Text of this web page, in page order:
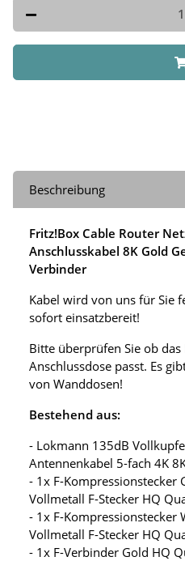
Beschreibung
Fritz!Box Cable Router
Anschlusskabel 8K Gold
Verbinder
Kabel wird von uns für Sie
sofort einsatzbereit!
Bitte überprüfen Sie ob das
Anschlussdose passt. Es
von Wanddosen!
Bestehend aus:
- Lokmann 135dB
Antennenkabel 5-fach 4K
- 1x F-Kompressionstecker
Vollmetall F-Stecker HQ
- 1x F-Kompressionstecker
Vollmetall F-Stecker HQ
- 1x F-Verbinder Gold HQ